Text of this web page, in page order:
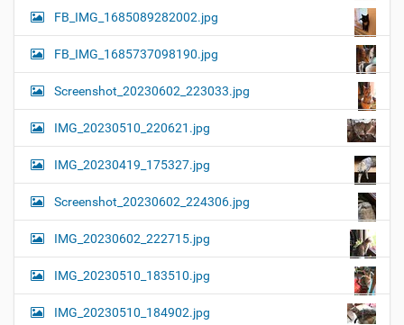
FB_IMG_1685089282002.jpg
FB_IMG_1685737098190.jpg
Screenshot_20230602_223033.jpg
IMG_20230510_220621.jpg
IMG_20230419_175327.jpg
Screenshot_20230602_224306.jpg
IMG_20230602_222715.jpg
IMG_20230510_183510.jpg
IMG_20230510_184902.jpg